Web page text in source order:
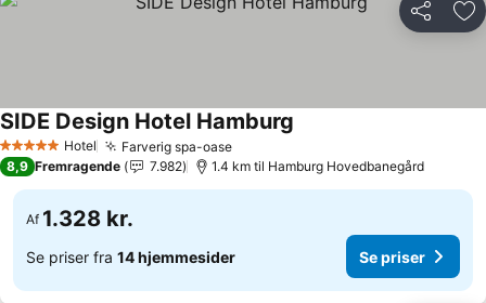
Del
5 Stjerner Hotel Farverig spa-oaseSe priser
SIDE Design Hotel Hamburg
8,9 Fremragende 7.982 1.4 km til Hamburg Hovedbanegård
Af 1.328 kr.
Se priser fra 14 hjemmesider Se priser